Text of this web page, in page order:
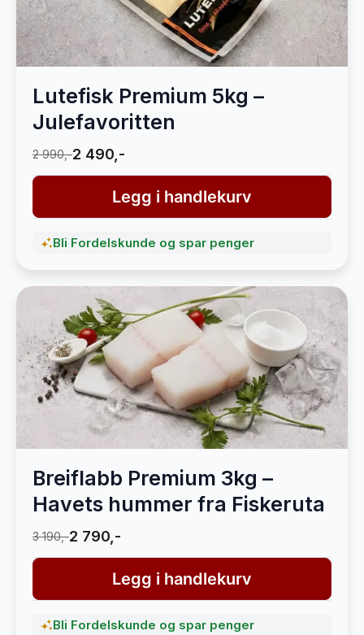
Lutefisk Premium 5kg –
Julefavoritten
2 990,-2 490,-
Legg i handlekurv
Bli Fordelskunde og spar penger
Breiflabb Premium 3kg –
Havets hummer fra Fiskeruta
3 190,-2 790,-
Legg i handlekurv
Bli Fordelskunde og spar penger